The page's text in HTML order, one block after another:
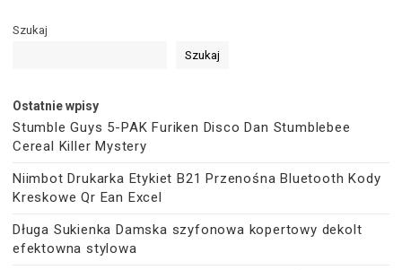
Szukaj
Szukaj
Ostatnie wpisy
Stumble Guys 5-PAK Furiken Disco Dan Stumblebee
Cereal Killer Mystery
Niimbot Drukarka Etykiet B21 Przenośna Bluetooth Kody
Kreskowe Qr Ean Excel
Długa Sukienka Damska szyfonowa kopertowy dekolt
efektowna stylowa